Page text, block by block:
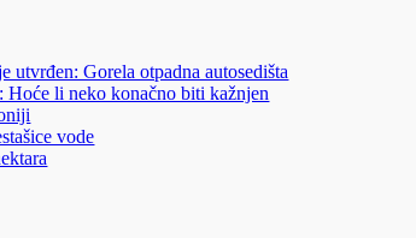
Gorela otpadna autosedišta
Hoće li neko konačno biti kažnjen
vode